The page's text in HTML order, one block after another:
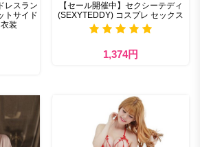
レスラン
トサイド
装
【セール開催中】セクシーテディ
(SEXYTEDDY) コスプレ セックス
1,374円